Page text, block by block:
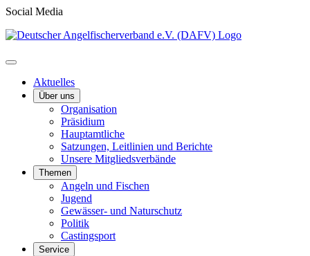
Social Media
Aktuelles
Über uns
Organisation
Präsidium
Hauptamtliche
Satzungen, Leitlinien und Berichte
Unsere Mitgliedsverbände
Themen
Angeln und Fischen
Jugend
Gewässer- und Naturschutz
Politik
Castingsport
Service